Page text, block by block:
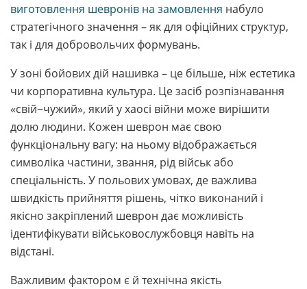
виготовлення шевронів на замовлення набуло
стратегічного значення – як для офіційних структур,
так і для добровольчих формувань.
У зоні бойових дій нашивка – це більше, ніж естетика
чи корпоративна культура. Це засіб розпізнавання
«свій−чужий», який у хаосі війни може вирішити
долю людини. Кожен шеврон має свою
функціональну вагу: на ньому відображається
символіка частини, звання, рід військ або
спеціальність. У польових умовах, де важлива
швидкість прийняття рішень, чітко виконаний і
якісно закріплений шеврон дає можливість
ідентифікувати військовослужбовця навіть на
відстані.
Важливим фактором є й технічна якість